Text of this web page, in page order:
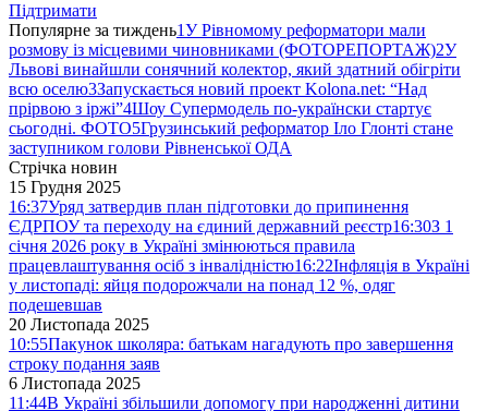
Підтримати
Популярне за тиждень1У Рівномому реформатори мали
розмову із місцевими чиновниками (ФОТОРЕПОРТАЖ)2У
Львові винайшли сонячний колектор, який здатний обігріти
всю оселю3Запускається новий проект Kolona.net: “Над
прірвою з іржі”4Шоу Супермодель по-українски стартує
сьогодні. ФОТО5Грузинський реформатор Іло Глонті стане
заступником голови Рівненської ОДА
Стрічка новин
15 Грудня 2025
16:37Уряд затвердив план підготовки до припинення
ЄДРПОУ та переходу на єдиний державний реєстр16:30З 1
січня 2026 року в Україні змінюються правила
працевлаштування осіб з інвалідністю16:22Інфляція в Україні
у листопаді: яйця подорожчали на понад 12 %, одяг
подешевшав
20 Листопада 2025
10:55Пакунок школяра: батькам нагадують про завершення
строку подання заяв
6 Листопада 2025
11:44В Україні збільшили допомогу при народженні дитини